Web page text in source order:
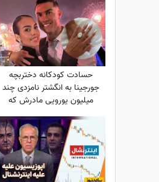
حسادت کودکانه دختربچه
جورجینا به انگشتر نامزدی چند
میلیون یورویی مادرش که
رونالدو به او هدیه داده بود!